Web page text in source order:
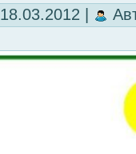
18.03.2012 |